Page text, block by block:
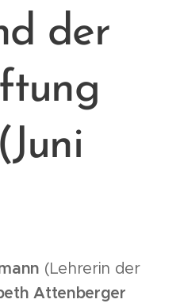
der
(Lehrerin der
Attenberger